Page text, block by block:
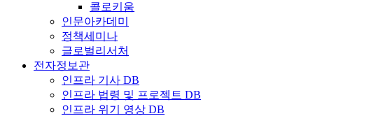
콜로키움
인문아카데미
정책세미나
글로벌리서처
전자정보관
인프라 기사 DB
인프라 법령 및 프로젝트 DB
인프라 위기 영상 DB